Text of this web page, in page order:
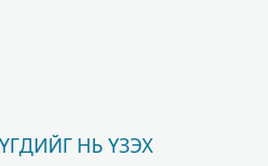
НЬ ҮЗЭХ